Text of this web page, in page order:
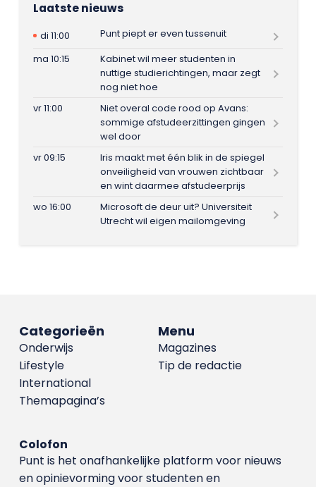
Laatste nieuws
di 11:00
Punt piept er even tussenuit
ma 10:15
Kabinet wil meer studenten in
nuttige studierichtingen, maar zegt
nog niet hoe
vr 11:00
Niet overal code rood op Avans:
sommige afstudeerzittingen gingen
wel door
vr 09:15
Iris maakt met één blik in de spiegel
onveiligheid van vrouwen zichtbaar
en wint daarmee afstudeerprijs
wo 16:00
Microsoft de deur uit? Universiteit
Utrecht wil eigen mailomgeving
Menu
Magazines
Tip de redactie
Categorieën
Onderwijs
Lifestyle
International
Themapagina’s
Colofon
Punt is het onafhankelijke platform voor nieuws
en opinievorming voor studenten en